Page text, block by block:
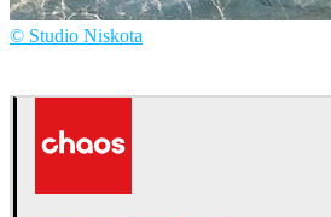
© Studio Niskota